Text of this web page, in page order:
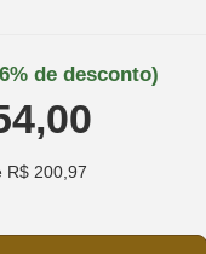
de desconto)
200,97